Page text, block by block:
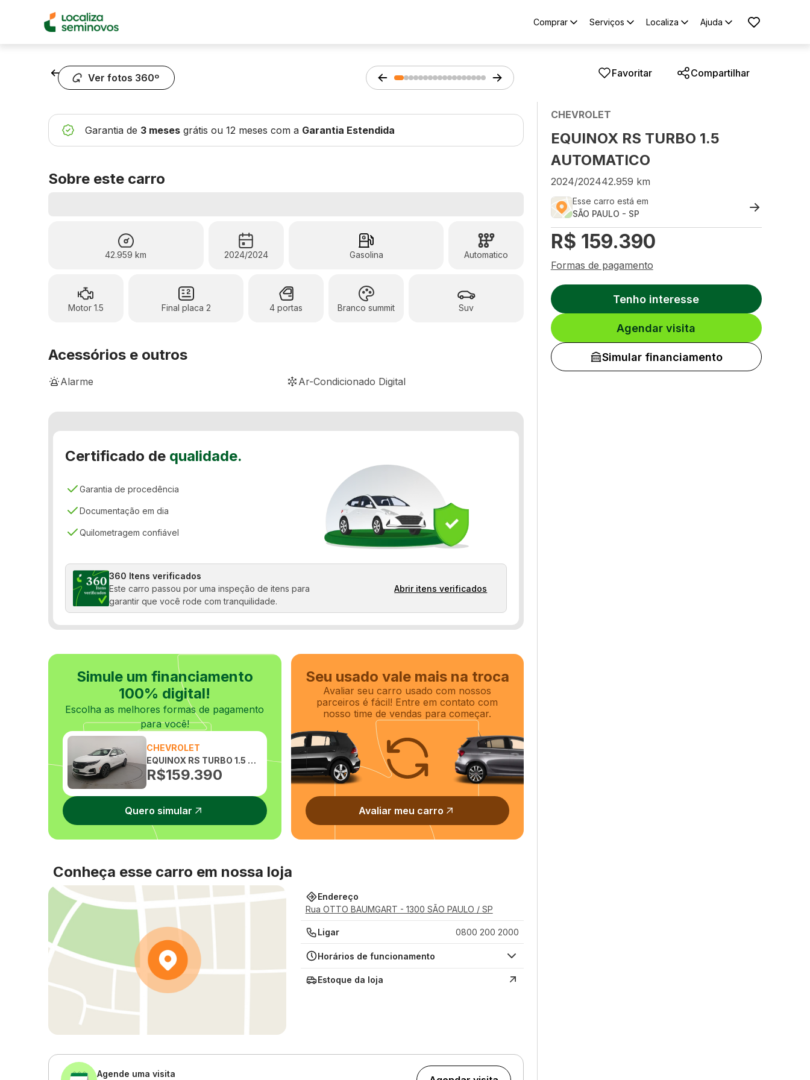
Comprar Serviços Localiza Ajuda
Voltar Favoritar Compartilhar
Ver fotos 360º
Garantia de 3 meses grátis ou 12 meses com a Garantia Estendida
Sobre este carro
42.959 km 2024/2024 Gasolina Automatico
Motor 1.5 Final placa 2 4 portas Branco summit Suv
Acessórios e outros
Alarme
Ar-Condicionado Digital
Computador de bordo
Controle automático de velocidade
Controle de estabilidade
Direção elétrica
Freio ABS
Pára-choques na cor do veículo
Porta-copos
Retrovisor fotocrômico
Sensor de chuva
Travas elétricas
Certificado de qualidade.
Garantia de procedência
Documentação em dia
Quilometragem confiável
360 Itens verificados
Este carro passou por uma inspeção de itens para
garantir que você rode com tranquilidade.
Abrir itens verificados
Simule um financiamento
100% digital!
Escolha as melhores formas de pagamento
para você!
CHEVROLET
EQUINOX RS TURBO 1.5 AUTOMATICO
R$159.390
Quero simular
Seu usado vale mais na troca
Avaliar seu carro usado com nossos
parceiros é fácil! Entre em contato com
nosso time de vendas para começar.
Avaliar meu carro
Conheça esse carro em nossa loja
Endereço
Rua OTTO BAUMGART - 1300 SÃO PAULO / SP
Ligar 0800 200 2000
Horários de funcionamento
Estoque da loja
Agende uma visita
CHEVROLET
EQUINOX RS TURBO 1.5
AUTOMATICO
2024/202442.959 km
Esse carro está em
SÃO PAULO - SP
R$ 159.390
Formas de pagamento
Tenho interesse
Agendar visita
Simular financiamento